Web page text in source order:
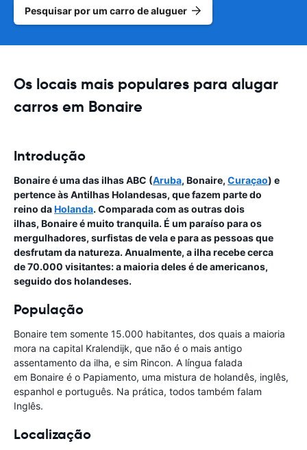
Pesquisar por um carro de aluguer
Os locais mais populares para alugar
carros em Bonaire
Introdução
Bonaire é uma das ilhas ABC (Aruba, Bonaire, Curaçao) e
pertence às Antilhas Holandesas, que fazem parte do
reino daHolanda. Comparada com as outras dois
ilhas, Bonaire é muito tranquila. É um paraíso para os
mergulhadores, surfistas de vela e para as pessoas que
desfrutam da natureza. Anualmente, a ilha recebe cerca
de 70.000 visitantes: a maioria deles é de americanos,
seguido dos holandeses.
População
Bonaire tem somente 15.000 habitantes, dos quais a maioria
mora na capital Kralendijk, que não é o mais antigo
assentamento da ilha, e sim Rincon. A língua falada
em Bonaire é o Papiamento, uma mistura de holandês, inglês,
espanhol e português. Na prática, todos também falam
Inglês.
Localização